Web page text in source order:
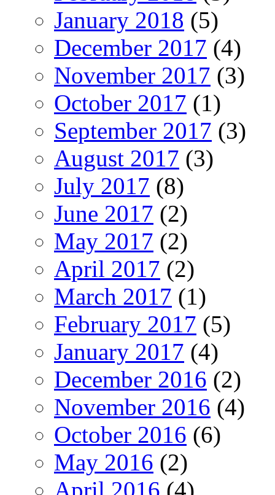
January 2018 (5)
December 2017 (4)
November 2017 (3)
October 2017 (1)
September 2017 (3)
August 2017 (3)
July 2017 (8)
June 2017 (2)
May 2017 (2)
April 2017 (2)
March 2017 (1)
February 2017 (5)
January 2017 (4)
December 2016 (2)
November 2016 (4)
October 2016 (6)
May 2016 (2)
April 2016 (4)